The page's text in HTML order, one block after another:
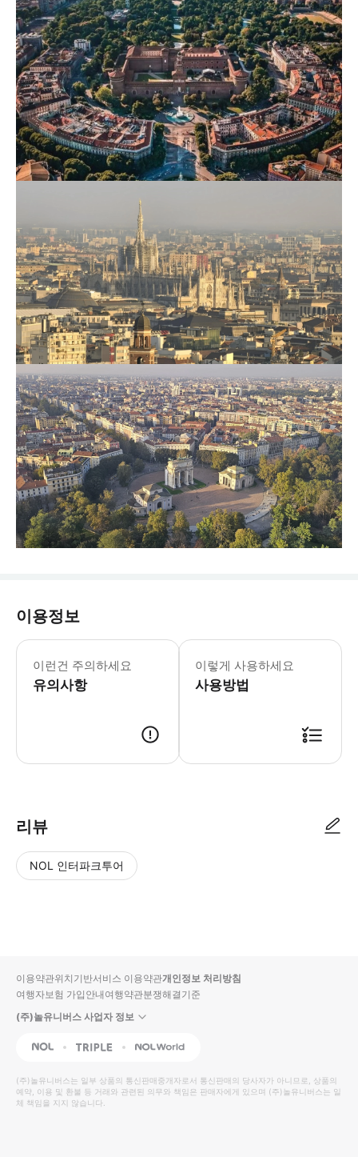
이용정보
이런건 주의하세요
유의사항
이렇게 사용하세요
사용방법
리뷰
NOL 인터파크투어
입니
다.
높
은
순
동
영
상
순
상
이용약관위치기반서비스 이용약관개인정보 처리방침
여행자보험 가입안내여행약관분쟁해결기준
(주)놀유니버스 사업자 정보
NOL Triple Interpark Global
(주)놀유니버스는 일부 상품의 통신판매중개자로서 통신판매의 당사자가 아니므로, 상품의
예약, 이용 및 환불 등 거래와 관련된 의무와 책임은 판매자에게 있으며 (주)놀유니버스는 일
체 책임을 지지 않습니다.